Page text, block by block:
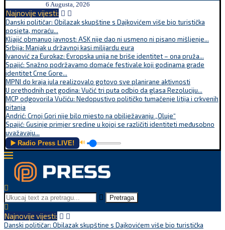
6 Augusta, 2026
Najnovije vijesti:
Danski političar: Obilazak skupštine s Dajkovićem više bio turistička
posjeta, moraću...
Kljajić obmanuo javnost: ASK nije dao ni usmeno ni pisano mišljenje...
Srbija: Manjak u državnoj kasi milijardu eura
Ivanović za Eurokaz: Evropska unija ne briše identitet – ona pruža...
Spajić: Snažno podržavamo domaće festivale koji godinama grade
identitet Crne Gore...
MPNI do kraja jula realizovalo gotovo sve planirane aktivnosti
U prethodnih pet godina: Vučić tri puta odbio da glasa Rezoluciju...
MCP odgovorila Vučiću: Nedopustivo političko tumačenje litija i crkvenih
pitanja
Andrić: Crnoj Gori nije bilo mjesto na obilježavanju „Oluje“
Spajić: Gusinje primjer sredine u kojoj se različiti identiteti međusobno
uvažavaju...
▶️ Radio Press LIVE! 🔊
Pretraga
Najnovije vijesti:
Danski političar: Obilazak skupštine s Dajkovićem više bio turistička